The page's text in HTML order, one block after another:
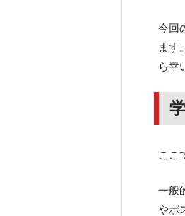
今回
ます
ら幸
ここ
一般
やポ